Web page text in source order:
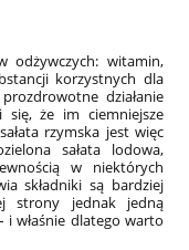
odżywczych: witamin,
korzystnych dla
działanie
że im ciemniejsze
rzymska jest więc
sałata lodowa,
w niektórych
składniki są bardziej
strony jednak jedną
i właśnie dlatego warto